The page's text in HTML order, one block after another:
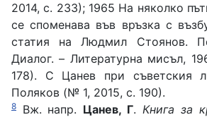
2014, с. 233); 1965 На няколко
се споменава във връзка с
статия на Людмил Стоянов.
Диалог. – Литературна мисъл,
178). С Цанев при съветския
Поляков (№ 1, 2015, с. 190).
8 Вж. напр. Цанев, Г. Книга за